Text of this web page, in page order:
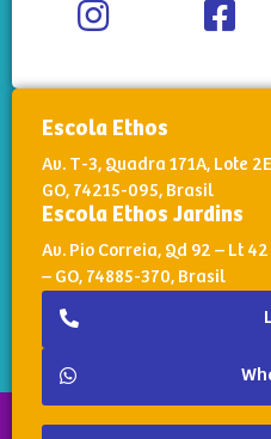
Escola Ethos
Av. T-3, Quadra 171A, Lote
GO, 74215-095, Brasil
Escola Ethos Jardins
Av. Pio Correia, Qd 92 – Lt
– GO, 74885-370, Brasil